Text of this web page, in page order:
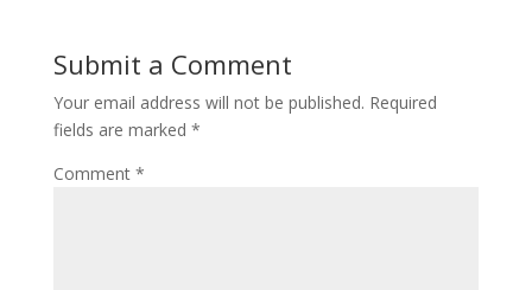
Submit a Comment
Your email address will not be published. Required
fields are marked *
Comment *